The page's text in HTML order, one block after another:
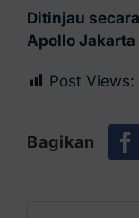
Ditinjau
Apollo Jakarta
Post Views:
Bagikan